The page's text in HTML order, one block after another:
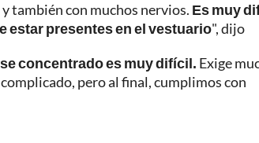
también con muchos nervios. Es muy
estar presentes en el vestuario", dijo
concentrado es muy difícil. Exige
pero al final, cumplimos con